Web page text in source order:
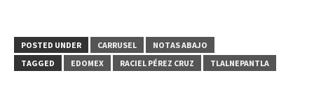
POSTED UNDER CARRUSEL
NOTAS ABAJO
TAGGED
EDOMEX RACIEL PÉREZ CRUZ TLALNEPANTLA